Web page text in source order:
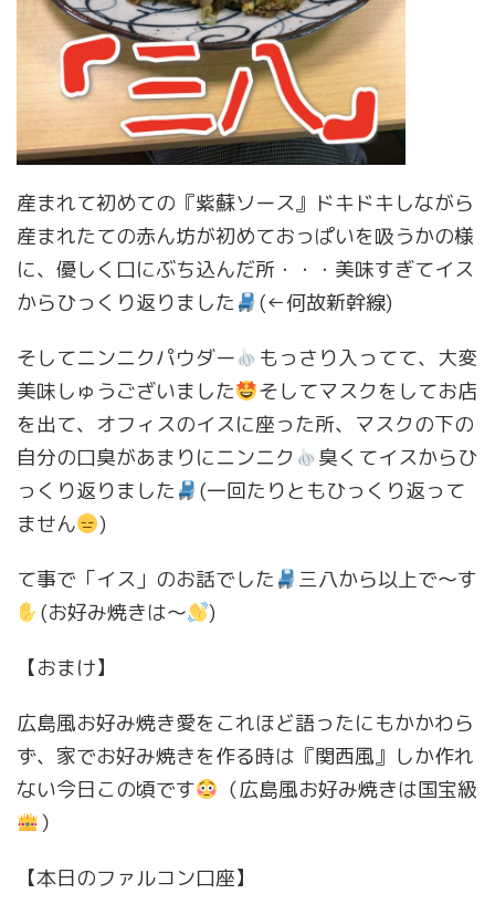
産まれて初めての『紫蘇ソース』ドキドキしながら
産まれたての赤ん坊が初めておっぱいを吸うかの様
に、優しく口にぶち込んだ所・・・美味すぎてイス
からひっくり返りました
(←何故新幹線)
そしてニンニクパウダー
もっさり入ってて、大変
美味しゅうございました
そしてマスクをしてお店
を出て、オフィスのイスに座った所、マスクの下の
自分の口臭があまりにニンニク
臭くてイスからひ
っくり返りました
(一回たりともひっくり返って
ません
)
て事で「イス」のお話でした
三八から以上で〜す
(お好み焼きは〜
)
【おまけ】
広島風お好み焼き愛をこれほど語ったにもかかわら
ず、家でお好み焼きを作る時は『関西風』しか作れ
ない今日この頃です
（広島風お好み焼きは国宝級
）
【本日のファルコン口座】